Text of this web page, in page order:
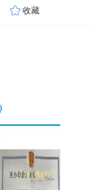
收藏